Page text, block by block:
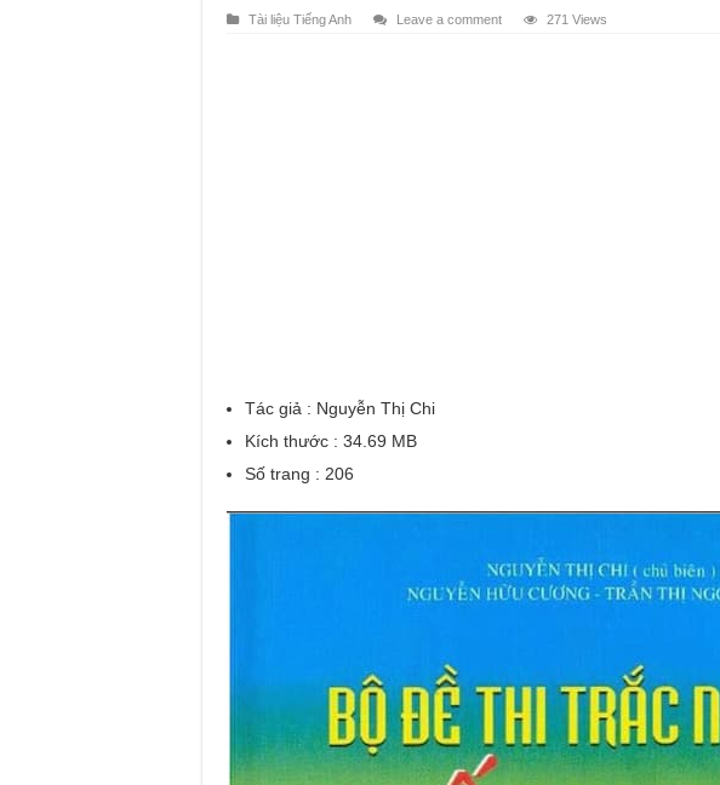
Tài liệu Tiếng Anh Leave a comment 271 Views
Tác giả : Nguyễn Thị Chi
Kích thước : 34.69 MB
Số trang : 206